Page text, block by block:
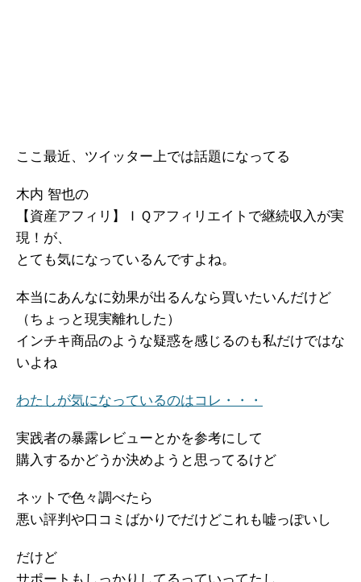
ここ最近、ツイッター上では話題になってる
木内 智也の
【資産アフィリ】ＩＱアフィリエイトで継続収入が実
現！が、
とても気になっているんですよね。
本当にあんなに効果が出るんなら買いたいんだけど
（ちょっと現実離れした）
インチキ商品のような疑惑を感じるのも私だけではな
いよね
わたしが気になっているのはコレ・・・
実践者の暴露レビューとかを参考にして
購入するかどうか決めようと思ってるけど
ネットで色々調べたら
悪い評判や口コミばかりでだけどこれも嘘っぽいし
だけど